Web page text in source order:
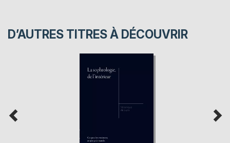
D’AUTRES TITRES À DÉCOUVRIR